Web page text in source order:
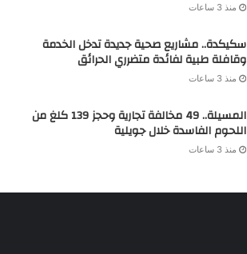
منذ 3 ساعات
سكيكدة.. مشاريع صحية جديدة تدخل الخدمة
وقافلة طبية لفائدة متضرري الحرائق
منذ 3 ساعات
المسيلة.. 49 مخالفة تجارية وحجز 139 كلغ من
اللحوم الفاسدة خلال جويلية
منذ 3 ساعات